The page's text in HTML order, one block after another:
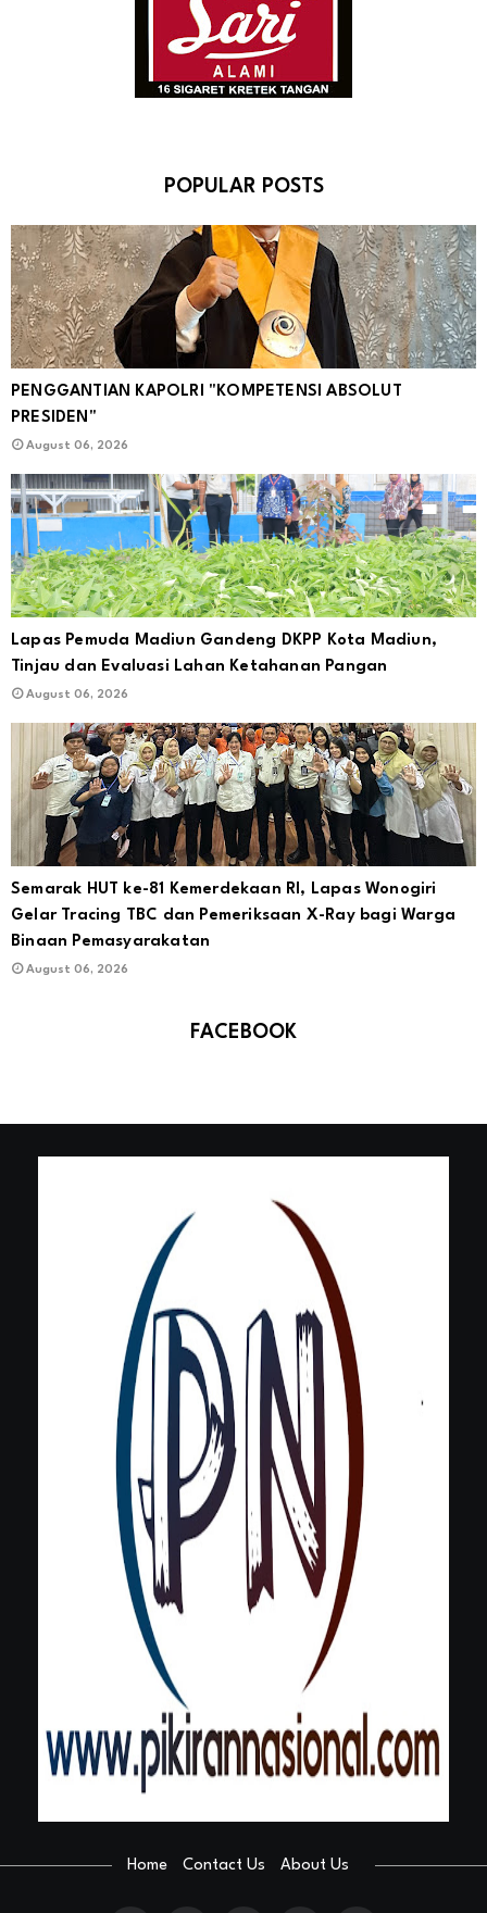
POPULAR POSTS
PENGGANTIAN KAPOLRI "KOMPETENSI ABSOLUT
PRESIDEN"
August 06, 2026
Lapas Pemuda Madiun Gandeng DKPP Kota Madiun,
Tinjau dan Evaluasi Lahan Ketahanan Pangan
August 06, 2026
Semarak HUT ke-81 Kemerdekaan RI, Lapas Wonogiri
Gelar Tracing TBC dan Pemeriksaan X-Ray bagi Warga
Binaan Pemasyarakatan
August 06, 2026
FACEBOOK
Home Contact Us About Us